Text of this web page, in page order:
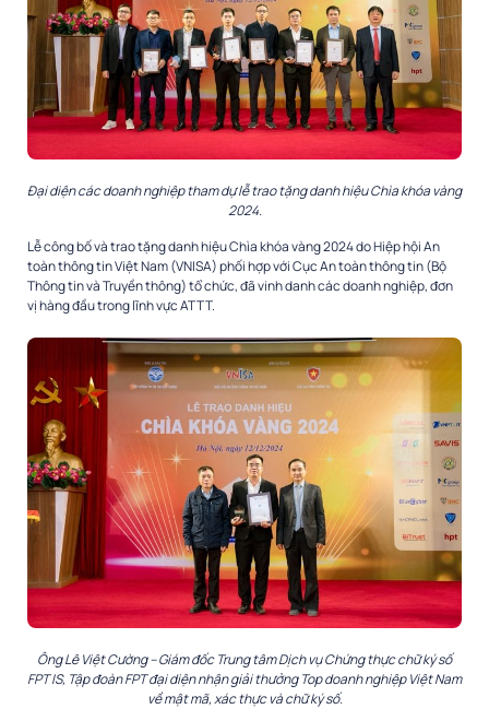
Đại diện các doanh nghiệp tham dự lễ trao tặng danh hiệu Chìa khóa vàng
2024.
Lễ công bố và trao tặng danh hiệu Chìa khóa vàng 2024 do Hiệp hội An
toàn thông tin Việt Nam (VNISA) phối hợp với Cục An toàn thông tin (Bộ
Thông tin và Truyền thông) tổ chức, đã vinh danh các doanh nghiệp, đơn
vị hàng đầu trong lĩnh vực ATTT.
Ông Lê Việt Cường – Giám đốc Trung tâm Dịch vụ Chứng thực chữ ký số
FPT IS, Tập đoàn FPT đại diện nhận giải thưởng Top doanh nghiệp Việt Nam
về mật mã, xác thực và chữ ký số.